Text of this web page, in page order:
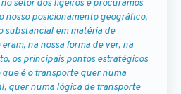
setor dos ligeiros e procurámos
nosso posicionamento geográfico,
substancial em matéria de
na nossa forma de ver, na
os principais pontos estratégicos
é o transporte quer numa
quer numa lógica de transporte